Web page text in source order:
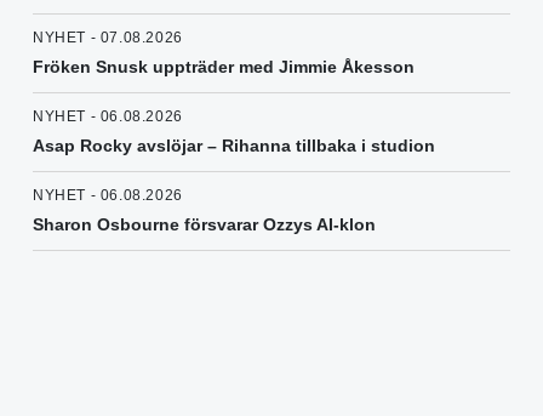
NYHET - 07.08.2026
Fröken Snusk uppträder med Jimmie Åkesson
NYHET - 06.08.2026
Asap Rocky avslöjar – Rihanna tillbaka i studion
NYHET - 06.08.2026
Sharon Osbourne försvarar Ozzys AI-klon